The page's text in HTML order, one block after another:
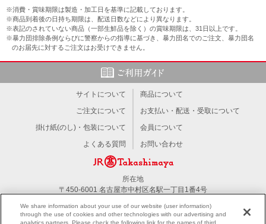
※消費・賞味期限は製造・加工日を基準に記載しております。
※商品到着後の日持ち期限は、配送日数などにより異なります。
※表記のされていない商品（一部生鮮品を除く）の賞味期限は、31日以上です。
※暴力団排除条例ならびに警察からの指導に基づき、暴力団名でのご注文、暴力団名
のお届先に対するご注文はお受けできません。
サイトについて
商品について
ご注文について
お支払い・配送・受取について
掛け紙(のし)・包装について
会員について
よくある質問
お問い合わせ
所在地
〒450-6001 名古屋市中村区名駅一丁目1番4号
We share information about your use of our website (user information)
through the use of cookies and other technologies with our advertising and
analytics partners. Please check the following link for the names of third